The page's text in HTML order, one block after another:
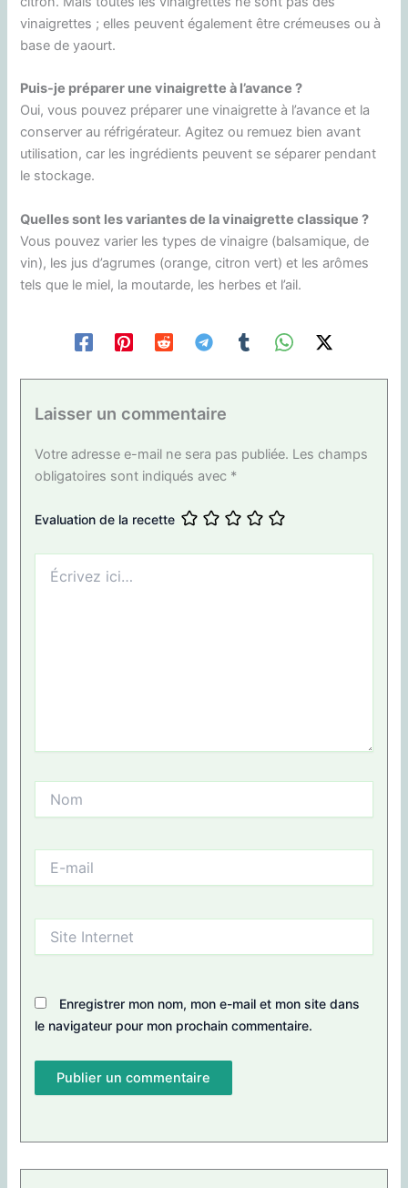
vinaigrettes ; elles peuvent également être crémeuses ou à
base de yaourt.
Puis-je préparer une vinaigrette à l’avance ?
Oui, vous pouvez préparer une vinaigrette à l’avance et la
conserver au réfrigérateur. Agitez ou remuez bien avant
utilisation, car les ingrédients peuvent se séparer pendant
le stockage.
Quelles sont les variantes de la vinaigrette classique ?
Vous pouvez varier les types de vinaigre (balsamique, de
vin), les jus d’agrumes (orange, citron vert) et les arômes
tels que le miel, la moutarde, les herbes et l’ail.
Laisser un commentaire
Votre adresse e-mail ne sera pas publiée. Les champs
obligatoires sont indiqués avec *
Evaluation de la recette
ici…
mail
Internet
Enregistrer mon nom, mon e-mail et mon site dans
le navigateur pour mon prochain commentaire.